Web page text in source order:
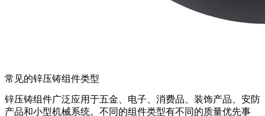
常见的锌压铸组件类型
锌压铸组件广泛应用于五金、电子、消费品、装饰产品、安防
产品和小型机械系统。不同的组件类型有不同的质量优先事